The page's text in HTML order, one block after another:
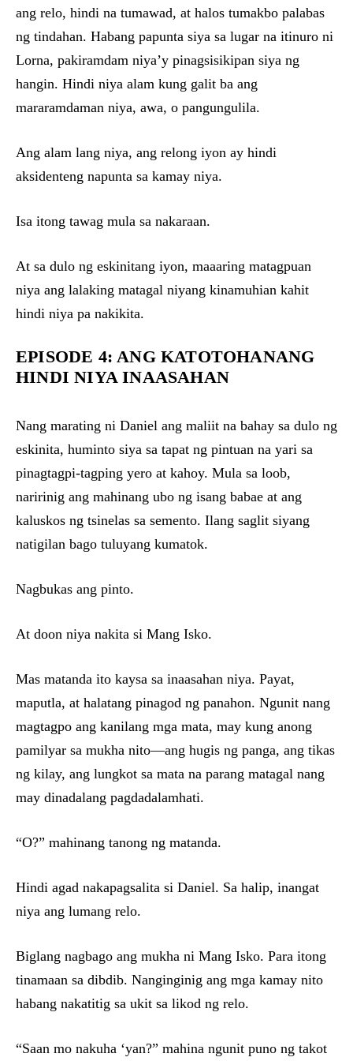
ang relo, hindi na tumawad, at halos tumakbo palabas
ng tindahan. Habang papunta siya sa lugar na itinuro ni
Lorna, pakiramdam niya’y pinagsisikipan siya ng
hangin. Hindi niya alam kung galit ba ang
mararamdaman niya, awa, o pangungulila.
Ang alam lang niya, ang relong iyon ay hindi
aksidenteng napunta sa kamay niya.
Isa itong tawag mula sa nakaraan.
At sa dulo ng eskinitang iyon, maaaring matagpuan
niya ang lalaking matagal niyang kinamuhian kahit
hindi niya pa nakikita.
EPISODE 4: ANG KATOTOHANANG
HINDI NIYA INAASAHAN
Nang marating ni Daniel ang maliit na bahay sa dulo ng
eskinita, huminto siya sa tapat ng pintuan na yari sa
pinagtagpi-tagping yero at kahoy. Mula sa loob,
naririnig ang mahinang ubo ng isang babae at ang
kaluskos ng tsinelas sa semento. Ilang saglit siyang
natigilan bago tuluyang kumatok.
Nagbukas ang pinto.
At doon niya nakita si Mang Isko.
Mas matanda ito kaysa sa inaasahan niya. Payat,
maputla, at halatang pinagod ng panahon. Ngunit nang
magtagpo ang kanilang mga mata, may kung anong
pamilyar sa mukha nito—ang hugis ng panga, ang tikas
ng kilay, ang lungkot sa mata na parang matagal nang
may dinadalang pagdadalamhati.
“O?” mahinang tanong ng matanda.
Hindi agad nakapagsalita si Daniel. Sa halip, inangat
niya ang lumang relo.
Biglang nagbago ang mukha ni Mang Isko. Para itong
tinamaan sa dibdib. Nanginginig ang mga kamay nito
habang nakatitig sa ukit sa likod ng relo.
“Saan mo nakuha ‘yan?” mahina ngunit puno ng takot